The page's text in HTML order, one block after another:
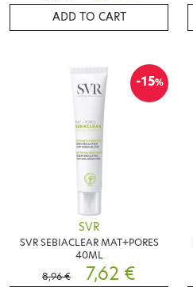
ADD TO CART
-15%
SVR
SVR SEBIACLEAR MAT+PORES
40ML
8,96 €
7,62 €